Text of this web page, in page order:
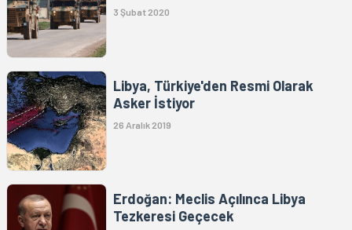
3 Şubat 2020
Libya, Türkiye'den Resmi Olarak
Asker İstiyor
26 Aralık 2019
Erdoğan: Meclis Açılınca Libya
Tezkeresi Geçecek